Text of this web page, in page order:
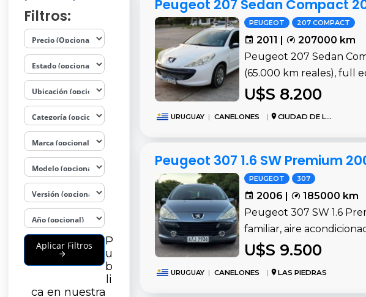
Filtros:
P
u
b
li
ca en nuestra
Peugeot 207 Sedan Compact
PEUGEOT 207 COMPACT
2011 |
207000 km
Peugeot 207 Sedan
(65.000 km reales), full
U$S 8.200
URUGUAY | CANELONES | CIUDAD DE LA COSTA
Peugeot 307 1.6 SW Premium
PEUGEOT 307
2006 |
185000 km
Peugeot 307 SW 1.6
familiar, aire
U$S 9.500
URUGUAY | CANELONES | LAS PIEDRAS